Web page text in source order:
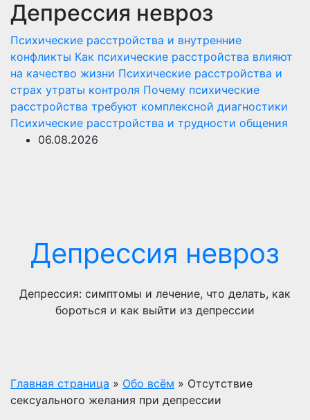
Перейти
содержимому
Депрессия невроз
Психические расстройства и внутренние
конфликты Как психические расстройства влияют
на качество жизни Психические расстройства и
страх утраты контроля Почему психические
расстройства требуют комплексной диагностики
Психические расстройства и трудности общения
06.08.2026
Депрессия невроз
Депрессия: симптомы и лечение, что делать, как
бороться и как выйти из депрессии
Главная страница » Обо всём » Отсутствие
сексуального желания при депрессии